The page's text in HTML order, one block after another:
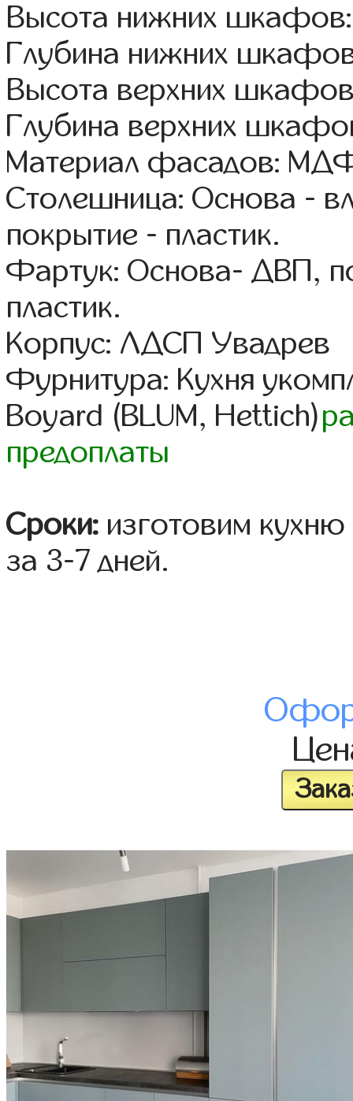
Высота нижних
Глубина нижних
Высота верхних
Глубина верхних
Материал фасадов:
Столешница: Основа -
покрытие - пластик.
Фартук: Основа- ДВП,
пластик.
Корпус: ЛДСП Увадрев
Фурнитура: Кухня
Boyard (BLUM, Hettich)
предоплаты
Сроки: изготовим
за 3-7 дней.